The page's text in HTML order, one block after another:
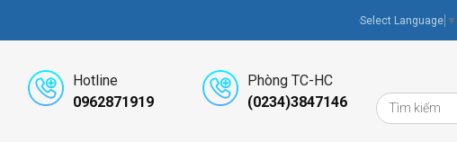
Select Language ▼
Hotline
0962871919
Phòng TC-HC
(0234)3847146